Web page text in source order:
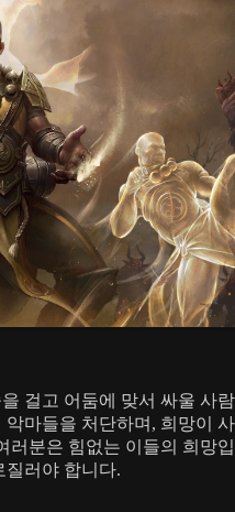
걸고 어둠에 맞서 싸울 사
마들을 처단하며, 희망이
러분은 힘없는 이들의 희망
질러야 합니다.